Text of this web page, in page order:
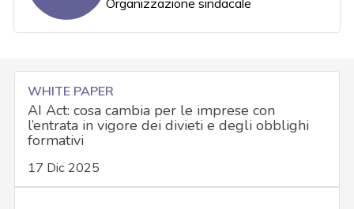
WHITE PAPER
AI Act: cosa cambia per le imprese con
l’entrata in vigore dei divieti e degli obblighi
formativi
17 Dic 2025